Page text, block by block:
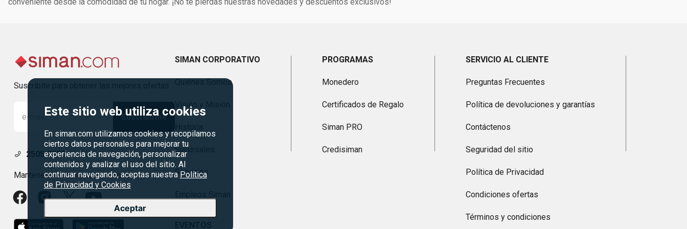
Este sitio web utiliza cookies
En siman.com utilizamos cookies y recopilamos
ciertos datos personales para mejorar tu
experiencia de navegación, personalizar
contenidos y analizar el uso del sitio. Al
continuar navegando, aceptas nuestra Política
de Privacidad y Cookies
Aceptar
Suscribite para obtener las mejores ofertas
Suscribirme
2505-3333
Mantenete en contacto con nosotros
SIMAN CORPORATIVO
Quiénes Somos
Visión y Misión
Sucursales
Servicios
PROGRAMAS
Monedero
Certificados de Regalo
Siman PRO
Credisiman
SERVICIO AL CLIENTE
Preguntas Frecuentes
Política de devoluciones y garantías
Contáctenos
Seguridad del sitio
Política de Privacidad
Condiciones ofertas
Términos y condiciones